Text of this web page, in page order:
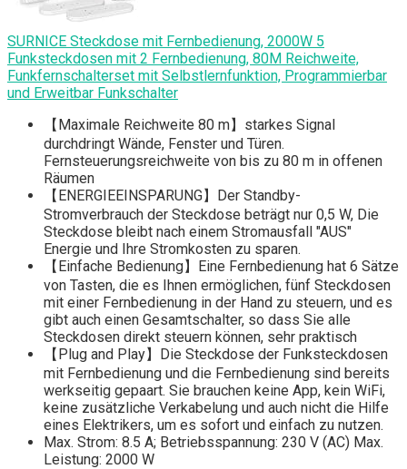
SURNICE Steckdose mit Fernbedienung, 2000W 5
Funksteckdosen mit 2 Fernbedienung, 80M Reichweite,
Funkfernschalterset mit Selbstlernfunktion, Programmierbar
und Erweitbar Funkschalter
【Maximale Reichweite 80 m】starkes Signal
durchdringt Wände, Fenster und Türen.
Fernsteuerungsreichweite von bis zu 80 m in offenen
Räumen
【ENERGIEEINSPARUNG】Der Standby-
Stromverbrauch der Steckdose beträgt nur 0,5 W, Die
Steckdose bleibt nach einem Stromausfall "AUS"
Energie und Ihre Stromkosten zu sparen.
【Einfache Bedienung】Eine Fernbedienung hat 6 Sätze
von Tasten, die es Ihnen ermöglichen, fünf Steckdosen
mit einer Fernbedienung in der Hand zu steuern, und es
gibt auch einen Gesamtschalter, so dass Sie alle
Steckdosen direkt steuern können, sehr praktisch
【Plug and Play】Die Steckdose der Funksteckdosen
mit Fernbedienung und die Fernbedienung sind bereits
werkseitig gepaart. Sie brauchen keine App, kein WiFi,
keine zusätzliche Verkabelung und auch nicht die Hilfe
eines Elektrikers, um es sofort und einfach zu nutzen.
Max. Strom: 8.5 A; Betriebsspannung: 230 V (AC) Max.
Leistung: 2000 W